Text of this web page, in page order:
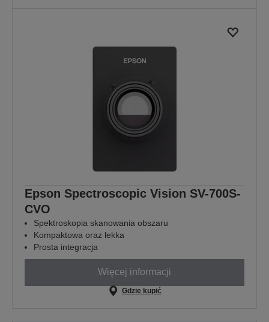
Epson Spectroscopic Vision SV-700S-
CVO
Spektroskopia skanowania obszaru
Kompaktowa oraz lekka
Prosta integracja
Więcej informacji
Gdzie kupić